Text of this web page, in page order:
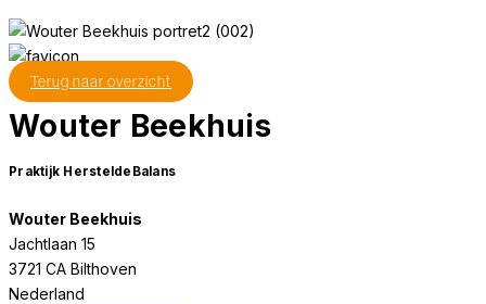
Terug naar overzicht
Wouter Beekhuis
Praktijk HersteldeBalans
Wouter Beekhuis
Jachtlaan 15
3721 CA Bilthoven
Nederland